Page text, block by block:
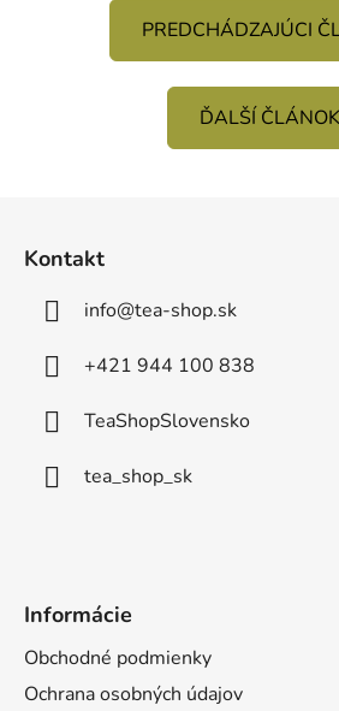
PREDCHÁDZAJÚCI
ĎALŠÍ ČLÁNOK
Kontakt
info@tea-shop.sk
+421 944 100 838
TeaShopSlovensko
tea_shop_sk
Informácie
Obchodné podmienky
Ochrana osobných údajov